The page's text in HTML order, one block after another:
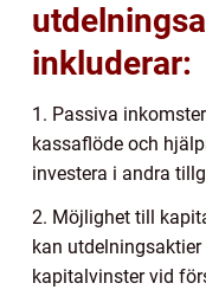
inkluderar:
1. Passiva
kassaflöde och
investera i andra
2. Möjlighet till
kan
kapitalvinster vid